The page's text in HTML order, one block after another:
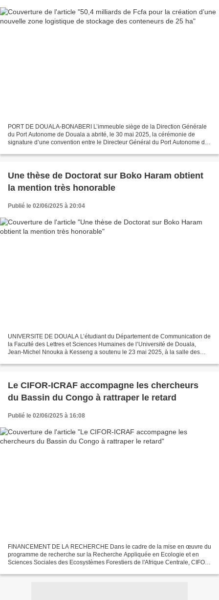
PORT DE DOUALA-BONABERI L’immeuble siège de la Direction Générale
du Port Autonome de Douala a abrité, le 30 mai 2025, la cérémonie de
signature d’une convention entre le Directeur Général du Port Autonome de
Une thèse de Doctorat sur Boko Haram obtient
la mention très honorable
Publié le 02/06/2025 à 20:04
UNIVERSITE DE DOUALA L’étudiant du Département de Communication de
la Faculté des Lettres et Sciences Humaines de l’Université de Douala,
Jean-Michel Nnouka à Kesseng a soutenu le 23 mai 2025, à la salle des
Le CIFOR-ICRAF accompagne les chercheurs
du Bassin du Congo à rattraper le retard
Publié le 02/06/2025 à 16:08
FINANCEMENT DE LA RECHERCHE Dans le cadre de la mise en œuvre du
programme de recherche sur la Recherche Appliquée en Ecologie et en
Sciences Sociales des Ecosystèmes Forestiers de l'Afrique Centrale, CIFOR-